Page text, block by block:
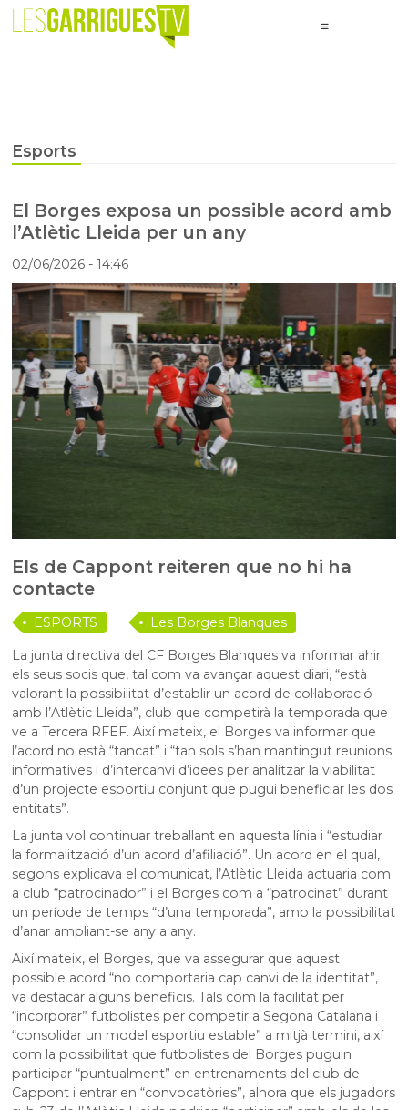
Esports
El Borges exposa un possible acord amb
l’Atlètic Lleida per un any
02/06/2026- 14:46
Els de Cappont reiteren que no hi ha
contacte
ESPORTS
Les Borges Blanques
La junta directiva del CF Borges Blanques va informar ahir
els seus socis que, tal com va avançar aquest diari, “està
valorant la possibilitat d’establir un acord de col·laboració
amb l’Atlètic Lleida”, club que competirà la temporada que
ve a Tercera RFEF. Així mateix, el Borges va informar que
l’acord no està “tancat” i “tan sols s’han mantingut reunions
informatives i d’intercanvi d’idees per analitzar la viabilitat
d’un projecte esportiu conjunt que pugui beneficiar les dos
entitats”.
La junta vol continuar treballant en aquesta línia i “estudiar
la formalització d’un acord d’afiliació”. Un acord en el qual,
segons explicava el comunicat, l’Atlètic Lleida actuaria com
a club “patrocinador” i el Borges com a “patrocinat” durant
un període de temps “d’una temporada”, amb la possibilitat
d’anar ampliant-se any a any.
Així mateix, el Borges, que va assegurar que aquest
possible acord “no comportaria cap canvi de la identitat”,
va destacar alguns beneficis. Tals com la facilitat per
“incorporar” futbolistes per competir a Segona Catalana i
“consolidar un model esportiu estable” a mitjà termini, així
com la possibilitat que futbolistes del Borges puguin
participar “puntualment” en entrenaments del club de
Cappont i entrar en “convocatòries”, alhora que els jugadors